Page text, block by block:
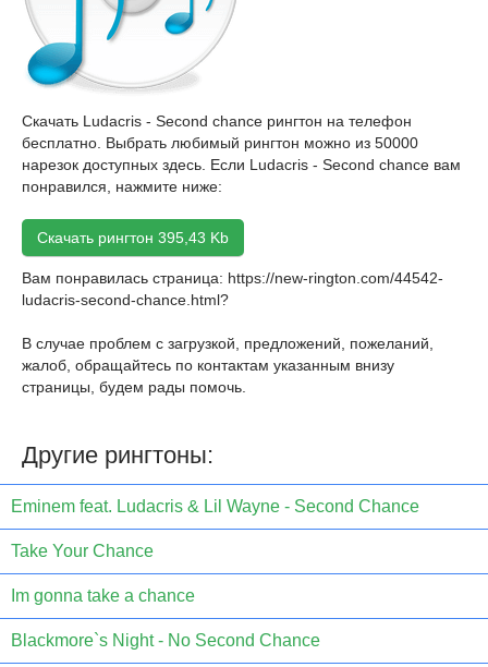
Скачать Ludacris - Second chance рингтон на телефон
бесплатно. Выбрать любимый рингтон можно из 50000
нарезок доступных здесь. Если Ludacris - Second chance вам
понравился, нажмите ниже:
Скачать рингтон 395,43 Kb
Вам понравилась страница: https://new-rington.com/44542-
ludacris-second-chance.html?
В случае проблем с загрузкой, предложений, пожеланий,
жалоб, обращайтесь по контактам указанным внизу
страницы, будем рады помочь.
Другие рингтоны:
Eminem feat. Ludacris & Lil Wayne - Second Chance
Take Your Chance
Im gonna take a chance
Blackmore`s Night - No Second Chance